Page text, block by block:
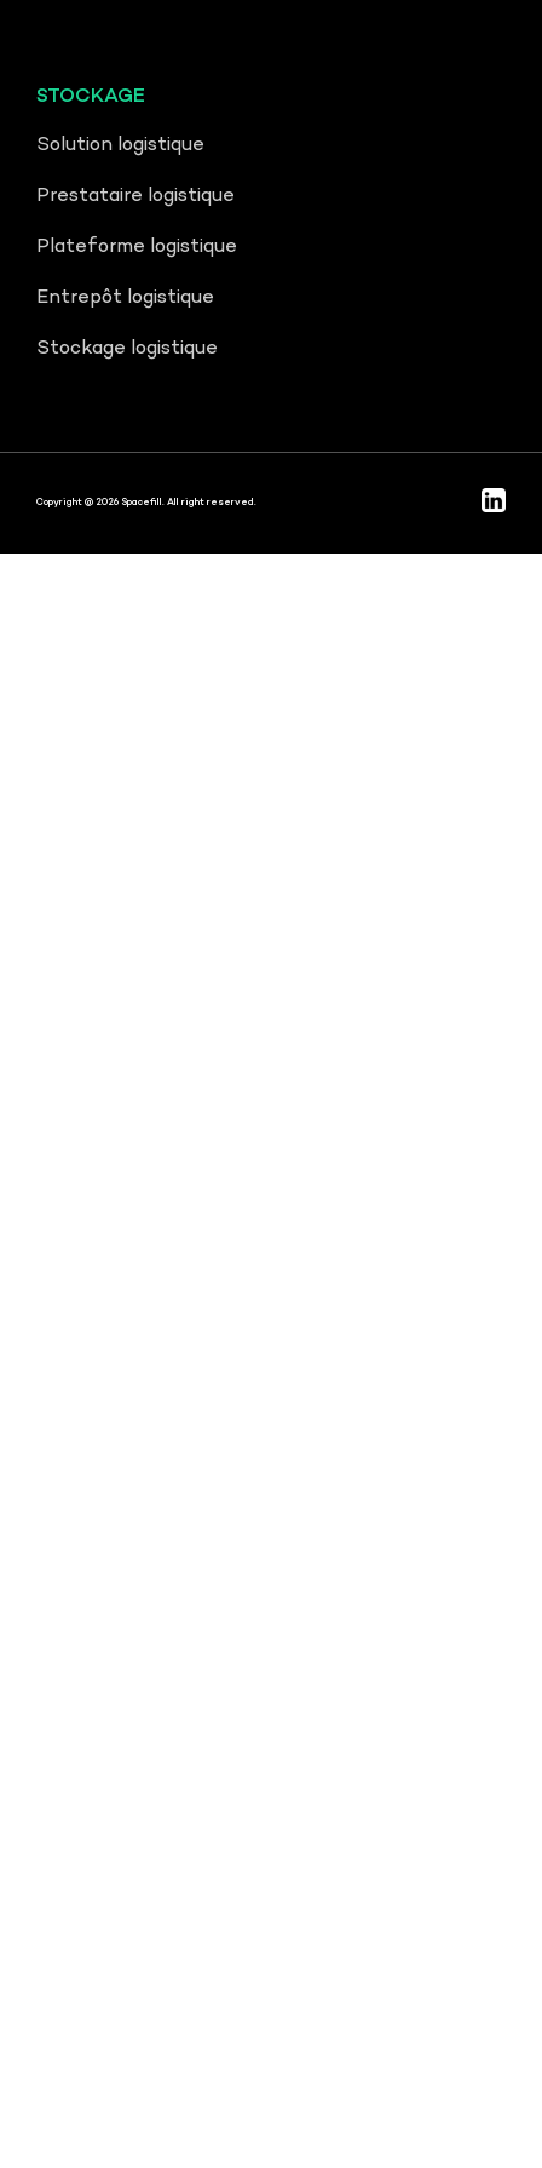
STOCKAGE
Solution logistique
Prestataire logistique
Plateforme logistique
Entrepôt logistique
Stockage logistique
Copyright @ 2026 Spacefill. All right reserved.